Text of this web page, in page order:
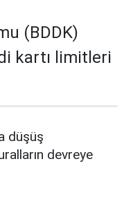
(BDDK)
kartı limitleri
düşüş
devreye